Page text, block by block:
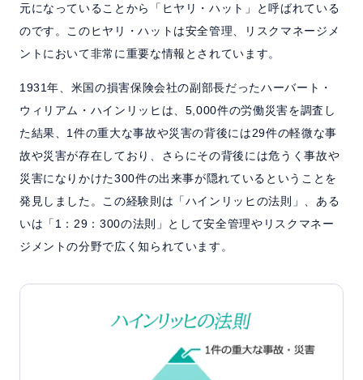
元になっていることから「ヒヤリ・ハット」と呼ばれている
のです。このヒヤリ・ハットは安全管理、リスクマネージメ
ントにおいて非常に重要な情報とされています。
1931年、米国の損害保険会社の副部長だったハーバート・
ウィリアム・ハインリッヒは、5,000件の労働災害を調査し
た結果、1件の重大な事故や災害の背後には29件の軽微な事
故や災害が存在しており、さらにその背後には危うく事故や
災害になりかけた300件の出来事が隠れているということを
発見しました。この経験則は「ハインリッヒの法則」、ある
いは「1：29：300の法則」として安全管理やリスクマネー
ジメントの分野で広く知られています。